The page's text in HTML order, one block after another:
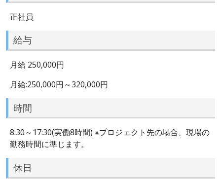
正社員
給与
月給 250,000円
月給:250,000円～320,000円
時間
8:30～17:30(実働8時間) ※プロジェクト先の場合、現場の
勤務時間に準じます。
休日